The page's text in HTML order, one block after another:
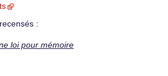
:
loi pour mémoire